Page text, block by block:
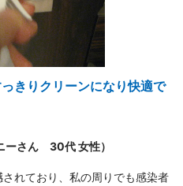
きりクリーンになり快適で
ーさん 30代 女性）
れており、私の周りでも感染者